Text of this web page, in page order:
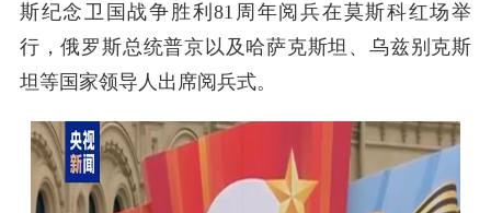
斯纪念卫国战争胜利81周年阅兵在莫斯科红场举
行，俄罗斯总统普京以及哈萨克斯坦、乌兹别克斯
坦等国家领导人出席阅兵式。